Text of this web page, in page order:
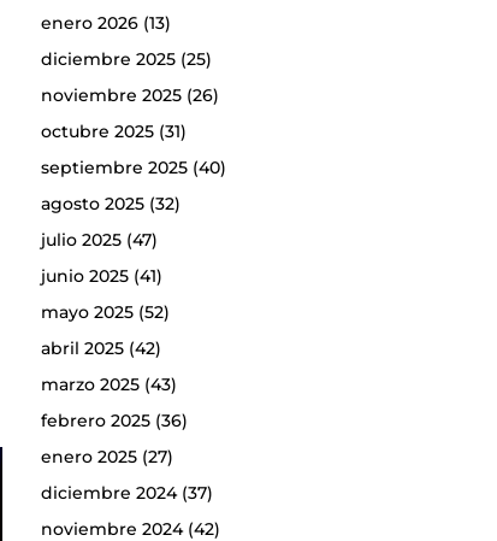
enero 2026(13)
diciembre 2025(25)
noviembre 2025(26)
octubre 2025(31)
septiembre 2025(40)
agosto 2025(32)
julio 2025(47)
junio 2025(41)
mayo 2025(52)
abril 2025(42)
marzo 2025(43)
febrero 2025(36)
enero 2025(27)
diciembre 2024(37)
noviembre 2024(42)